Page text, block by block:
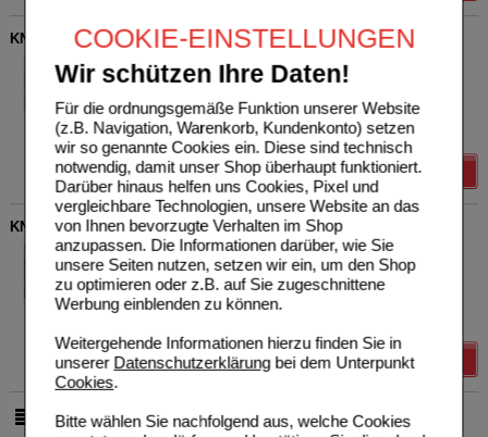
COOKIE-EINSTELLUNGEN
Wir schützen Ihre Daten!
Für die ordnungsgemäße Funktion unserer Website
(z.B. Navigation, Warenkorb, Kundenkonto) setzen
wir so genannte Cookies ein. Diese sind technisch
notwendig, damit unser Shop überhaupt funktioniert.
Darüber hinaus helfen uns Cookies, Pixel und
vergleichbare Technologien, unsere Website an das
von Ihnen bevorzugte Verhalten im Shop
anzupassen. Die Informationen darüber, wie Sie
unsere Seiten nutzen, setzen wir ein, um den Shop
zu optimieren oder z.B. auf Sie zugeschnittene
Werbung einblenden zu können.
Weitergehende Informationen hierzu finden Sie in
unserer Datenschutzerklärungbei dem Unterpunkt
Cookies.
Bitte wählen Sie nachfolgend aus, welche Cookies
KNEIPP Badekristalle Süße Winterzeit
Kneipp GmbH
19829385
UVP**
Unser Preis
Sie sparen 0,26 €
Grundpreis
17,17 €
KNEIPP Badekristalle Winterliebling
Kneipp GmbH
19815302
60g Salz
UVP **
Unser Preis*
Sie sparen
pro Seite